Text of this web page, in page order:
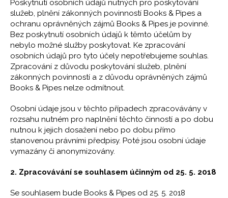
Poskytnutí osobních údajů nutných pro poskytování
služeb, plnění zákonných povinností Books & Pipes a
ochranu oprávněných zájmů Books & Pipes je povinné.
Bez poskytnutí osobních údajů k těmto účelům by
nebylo možné služby poskytovat. Ke zpracování
osobních údajů pro tyto účely nepotřebujeme souhlas.
Zpracování z důvodu poskytování služeb, plnění
zákonných povinností a z důvodu oprávněných zájmů
Books & Pipes nelze odmítnout.
Osobní údaje jsou v těchto případech zpracovávány v
rozsahu nutném pro naplnění těchto činností a po dobu
nutnou k jejich dosažení nebo po dobu přímo
stanovenou právními předpisy. Poté jsou osobní údaje
vymazány či anonymizovány.
2. Zpracovávání se souhlasem účinným od 25. 5. 2018
Se souhlasem bude Books & Pipes od 25. 5. 2018